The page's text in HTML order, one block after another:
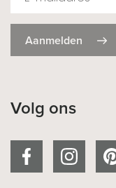
Aanmelden
Volg ons